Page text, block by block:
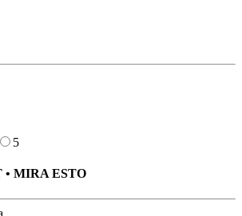
5
MIRA ESTO